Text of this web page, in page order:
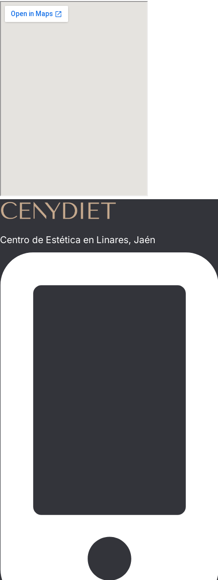
Centro de Estética en Linares, Jaén